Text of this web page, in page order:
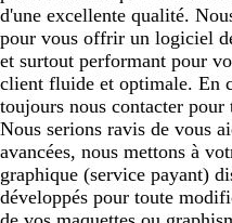
d'une excellente qualité.
pour vous offrir un logiciel
et surtout performant pour
client fluide et optimale. En
toujours nous contacter pour
Nous serions ravis de vous
avancées, nous mettons à
graphique (service payant)
développés pour toute